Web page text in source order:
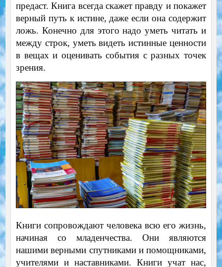
предаст. Книга всегда скажет правду и покажет
верный путь к истине, даже если она содержит
ложь. Конечно для этого надо уметь читать и
между строк, уметь видеть истинные ценности
в вещах и оценивать события с разных точек
зрения.
Книги сопровождают человека всю его жизнь,
начиная со младенчества. Они являются
нашими верными спутниками и помощниками,
учителями и наставниками. Книги учат нас,